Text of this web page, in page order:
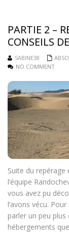
PARTIE 2 –
CONSEILS
SABINE38
NO COMMENT
Suite du repérage
l’équipe
vous avez pu
l’avons vécu.
parler un peu
hébergements